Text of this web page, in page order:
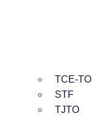
TCE-TO
STF
TJTO